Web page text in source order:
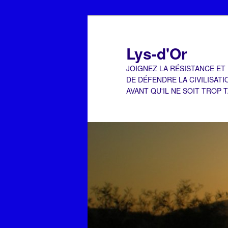
Lys-d'Or
JOIGNEZ LA RÉSISTANCE
DE DÉFENDRE LA
AVANT QU'IL NE SOIT TROP